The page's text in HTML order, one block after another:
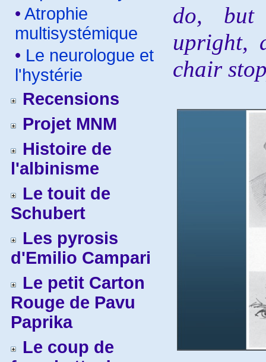
• Atrophie
multisystémique
• Le neurologue et
l'hystérie
Recensions
Projet MNM
Histoire de
l'albinisme
Le touit de
Schubert
Les pyrosis
d'Emilio Campari
Le petit Carton
Rouge de Pavu
Paprika
Le coup de
do, but
upright,
chair